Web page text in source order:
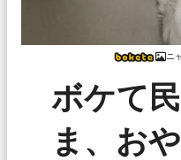
ニ
ボケて
ま、お